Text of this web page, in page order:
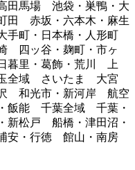
田馬場 池袋・巣鴨・大
田 赤坂・六本木・麻生
手町・日本橋・人形町
四ッ谷・麹町・市ヶ
暮里・葛飾・荒川 上
全域 さいたま 大宮
和光市・新河岸 航空
飯能 千葉全域 千葉・
新松戸 船橋・津田沼・
安・行徳 館山・南房